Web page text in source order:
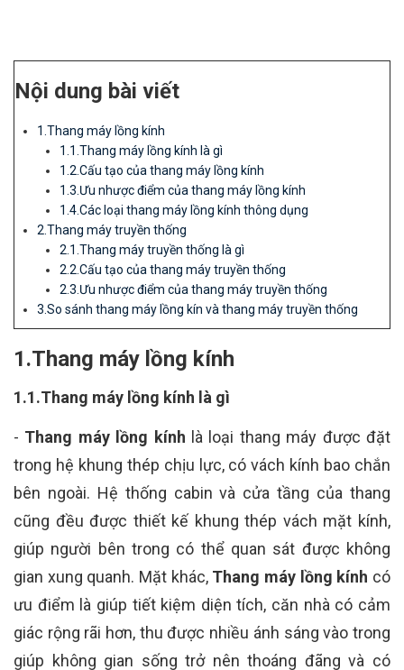
Nội dung bài viết
1.Thang máy lồng kính
1.1.Thang máy lồng kính là gì
1.2.Cấu tạo của thang máy lồng kính
1.3.Ưu nhược điểm của thang máy lồng kính
1.4.Các loại thang máy lồng kính thông dụng
2.Thang máy truyền thống
2.1.Thang máy truyền thống là gì
2.2.Cấu tạo của thang máy truyền thống
2.3.Ưu nhược điểm của thang máy truyền thống
3.So sánh thang máy lồng kín và thang máy truyền thống
1.Thang máy lồng kính
1.1.Thang máy lồng kính là gì
- Thang máy lồng kính là loại thang máy được đặt
trong hệ khung thép chịu lực, có vách kính bao chắn
bên ngoài. Hệ thống cabin và cửa tầng của thang
cũng đều được thiết kế khung thép vách mặt kính,
giúp người bên trong có thể quan sát được không
gian xung quanh. Mặt khác,Thang máy lồng kính có
ưu điểm là giúp tiết kiệm diện tích, căn nhà có cảm
giác rộng rãi hơn, thu được nhiều ánh sáng vào trong
giúp không gian sống trở nên thoáng đãng và có